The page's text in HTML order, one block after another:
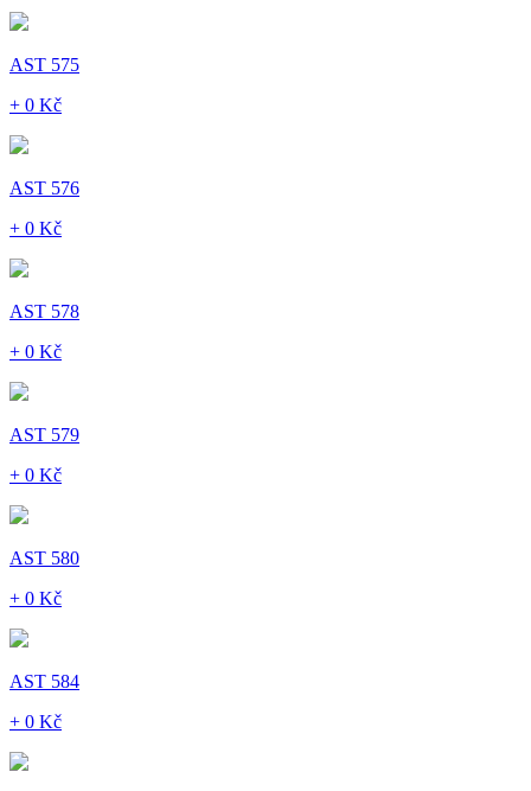
AST 575
+ 0 Kč
AST 576
+ 0 Kč
AST 578
+ 0 Kč
AST 579
+ 0 Kč
AST 580
+ 0 Kč
AST 584
+ 0 Kč